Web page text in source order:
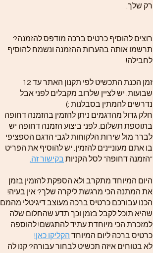
רק שלך.
רוצים להוסיף כרטיס ברכה מודפס להזמנה?
תרשמו אותה בהערות ההזמנה ונשמח להוסיף
לחבילה!
זמן הכנת התכשיט לפי תקנון האתר עד 12
שבועות. יש לציין שלרוב מקבלים לפני אבל
נדרשים להמתין בסבלנות :)
חלק גדול מהדגמים ניתן להזמין בהזמנה דחופה
בתוספת תשלום. לפני ביצוע הזמנה דחופה יש
לברר מול שירות הלקוחות לגבי הדגם הספציפי
בו אתם מעוניינים להזמין. יש להוסיף את הפריט
"הזמנה דחופה" לסל הקניות בקישור זה.
היום המיוחד מתקרב ולא הספקת להזמין בזמן
את המתנה הכי מרגשת ליקרה שלך? אין בעיה!
הכנו עבורכם כרטיס ברכה מעוצב דיגיטלי מהמם
שהיא תוכל לקבל בזמן וכך תדע שהחלום שלה
למזכרת הכי מיוחדת עתיד להתגשם! להוספה
כרטיס ברכה ליום המיוחד הקליקו כאן!
לא בטוחים איזה תכשיט לבחור עבורה? קנו לה